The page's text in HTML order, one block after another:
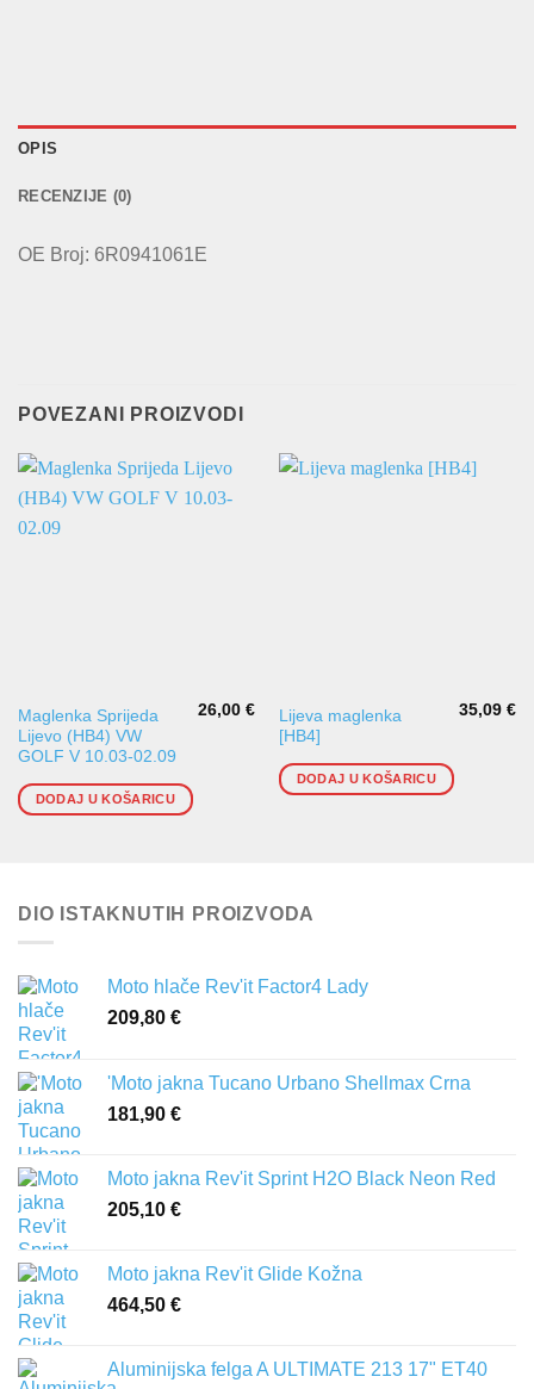
OPIS
RECENZIJE (0)
OE Broj: 6R0941061E
POVEZANI PROIZVODI
Maglenka Sprijeda
Lijevo (HB4) VW
GOLF V 10.03-02.09
26,00€
DODAJ U KOŠARICU
Lijeva maglenka
[HB4]
35,09€
DODAJ U KOŠARICU
DIO ISTAKNUTIH PROIZVODA
Moto hlače Rev'it Factor4 Lady
209,80 €
'Moto jakna Tucano Urbano Shellmax Crna
181,90 €
Moto jakna Rev'it Sprint H2O Black Neon Red
205,10 €
Moto jakna Rev'it Glide Kožna
464,50 €
Aluminijska felga A ULTIMATE 213 17" ET40